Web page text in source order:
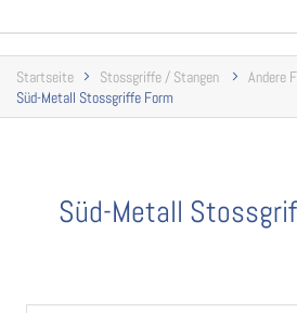
Startseite Stossgriffe / Stangen
Andere
Süd-Metall Stossgriffe Form
Süd-Metall